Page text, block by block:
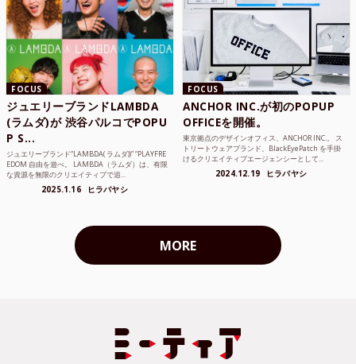
FOCUS
ジュエリーブランドLAMBDA
(ラムダ)が 渋谷パルコでPOPU
P S...
ジュエリーブランド“LAMBDA( ラムダ))” “PLAYFRE
EDOM 自由を遊べ。 LAMBDA（ラムダ）は、有限
な資源を無限のクリエイティブで追...
2025.1.16 ヒラバヤシ
FOCUS
ANCHOR INC.が初のPOPUP
OFFICEを開催。
東京拠点のデザインオフィス、ANCHOR INC.。 ス
トリートウェアブランド、BlackEyePatch を手掛
けるクリエイティブエージェンシーとして...
2024.12.19 ヒラバヤシ
MORE